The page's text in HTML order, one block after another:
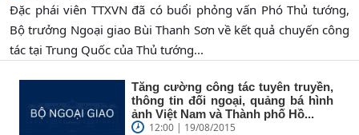
Đặc phái viên TTXVN đã có buổi phỏng vấn Phó Thủ tướng,
Bộ trưởng Ngoại giao Bùi Thanh Sơn về kết quả chuyến công
tác tại Trung Quốc của Thủ tướng...
Tăng cường công tác tuyên truyền,
thông tin đối ngoại, quảng bá hình
ảnh Việt Nam và Thành phố Hồ...
12:00 | 19/08/2015